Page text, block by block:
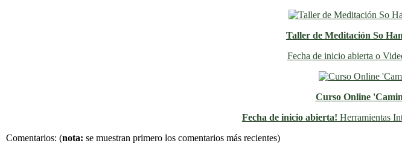
Taller de Meditación So
Fecha de inicio abierta o
Curso Online
Fecha de inicio abierta! Herramientas
Comentarios: (nota: se muestran primero los comentarios más recientes)